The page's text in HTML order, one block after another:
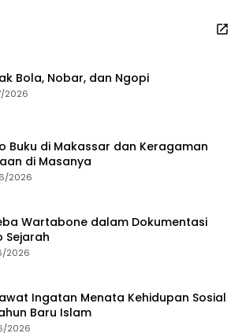
Bola, Nobar, dan Ngopi
2026
Buku di Makassar dan Keragaman
di Masanya
2026
Wartabone dalam Dokumentasi
Sejarah
2026
Ingatan Menata Kehidupan Sosial
Baru Islam
2026